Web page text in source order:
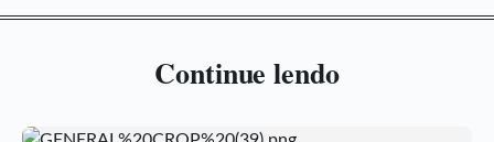
Continue lendo